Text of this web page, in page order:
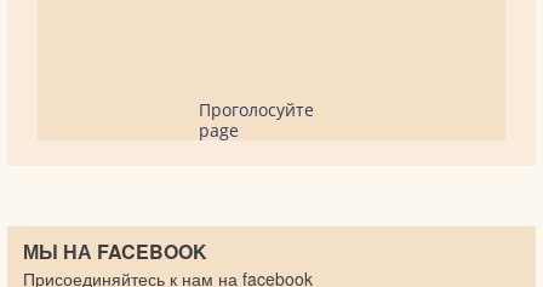
Проголосуйте
page
МЫ НА FACEBOOK
Присоединяйтесь к нам на facebook